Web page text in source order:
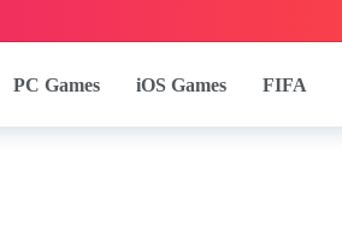
PC Games iOS Games FIFA